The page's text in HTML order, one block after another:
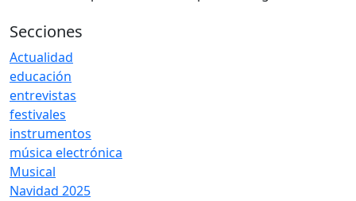
Secciones
Actualidad
educación
entrevistas
festivales
instrumentos
música electrónica
Musical
Navidad 2025